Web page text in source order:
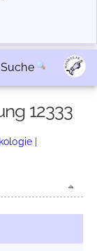
Suche
12333
|